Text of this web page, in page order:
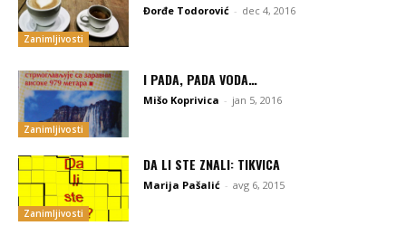
Zanimljivosti
Đorđe Todorović - dec 4, 2016
Zanimljivosti
I PADA, PADA VODA…
Mišo Koprivica - jan 5, 2016
Zanimljivosti
DA LI STE ZNALI: TIKVICA
Marija Pašalić - avg 6, 2015